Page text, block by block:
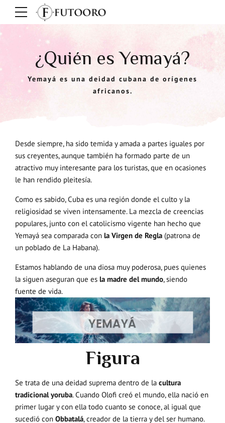
¿Quién es Yemayá?
Yemayá es una deidad cubana de orígenes
africanos.
Desde siempre, ha sido temida y amada a partes iguales por
sus creyentes, aunque también ha formado parte de un
atractivo muy interesante para los turistas, que en ocasiones
le han rendido pleitesía.
Como es sabido, Cuba es una región donde el culto y la
religiosidad se viven intensamente. La mezcla de creencias
populares, junto con el catolicismo vigente han hecho que
Yemayá sea comparada con la Virgen de Regla (patrona de
un poblado de La Habana).
Estamos hablando de una diosa muy poderosa, pues quienes
la siguen aseguran que es la madre del mundo, siendo
fuente de vida.
Figura
Se trata de una deidad suprema dentro de la cultura
tradicional yoruba. Cuando Olofi creó el mundo, ella nació en
primer lugar y con ella todo cuanto se conoce, al igual que
sucedió con Obbatalá, creador de la tierra y del ser humano.